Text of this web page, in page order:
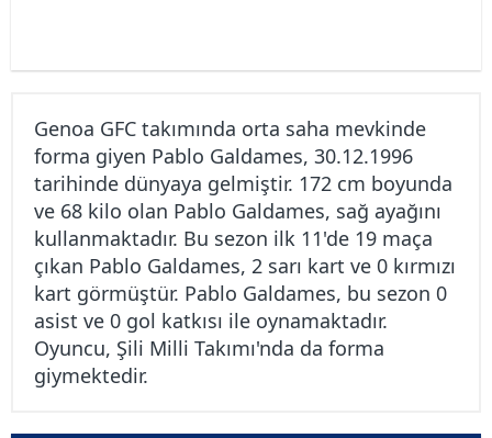
Genoa GFC takımında orta saha mevkinde
forma giyen Pablo Galdames, 30.12.1996
tarihinde dünyaya gelmiştir. 172 cm boyunda
ve 68 kilo olan Pablo Galdames, sağ ayağını
kullanmaktadır. Bu sezon ilk 11'de 19 maça
çıkan Pablo Galdames, 2 sarı kart ve 0 kırmızı
kart görmüştür. Pablo Galdames, bu sezon 0
asist ve 0 gol katkısı ile oynamaktadır.
Oyuncu, Şili Milli Takımı'nda da forma
giymektedir.